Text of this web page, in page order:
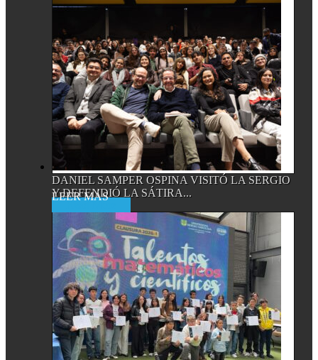
DANIEL SAMPER OSPINA VISITÓ LA SERGIO
Y DEFENDIÓ LA SÁTIRA...